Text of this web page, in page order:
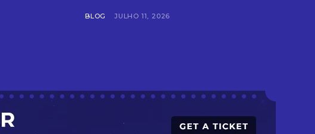
BLOG JULHO 11, 2026